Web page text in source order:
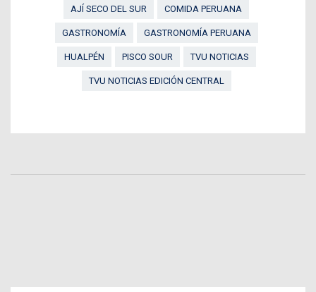
AJÍ SECO DEL SUR
COMIDA PERUANA
GASTRONOMÍA GASTRONOMÍA PERUANA
HUALPÉN PISCO SOUR TVU NOTICIAS
TVU NOTICIAS EDICIÓN CENTRAL